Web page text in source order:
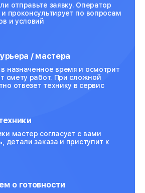
отправьте заявку. Оператор
проконсультирует по вопросам
и условий
/ мастера
назначенное время и осмотрит
смету работ. При сложной
отвезет технику в сервис
мастер согласует с вами
детали заказа и приступит к
о готовности